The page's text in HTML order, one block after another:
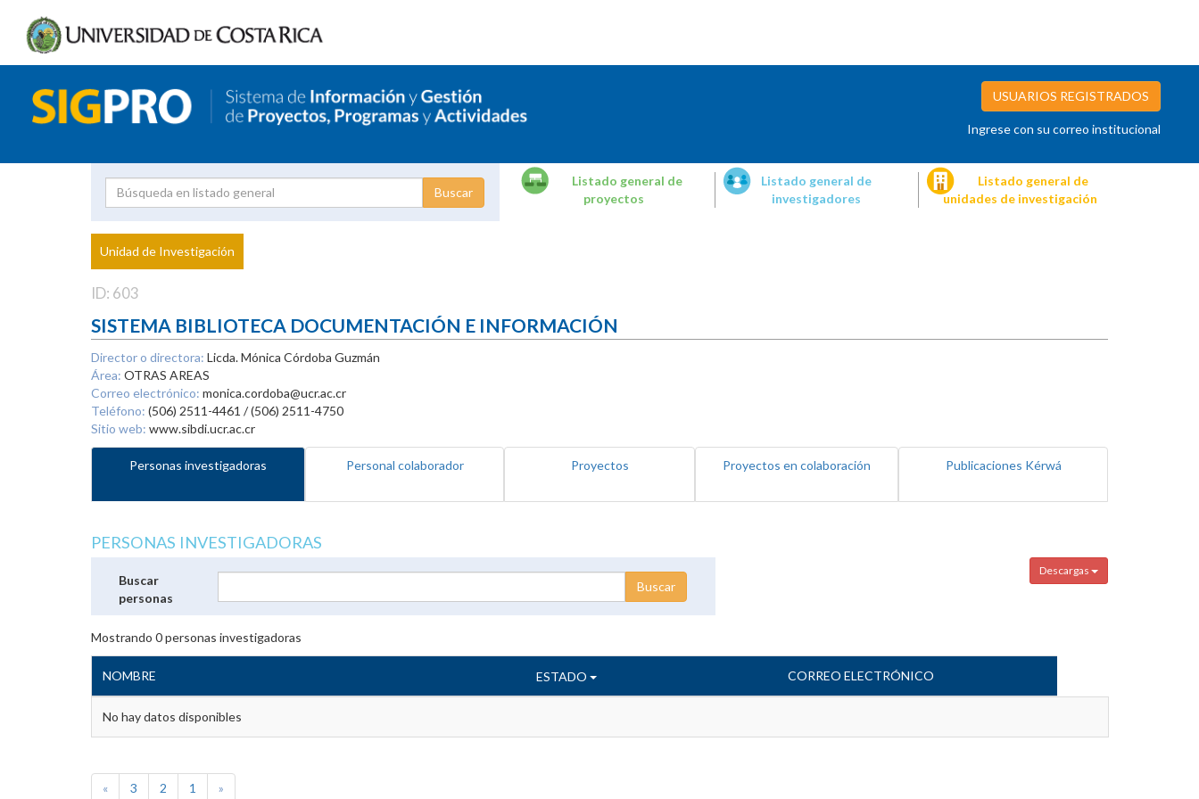
USUARIOS REGISTRADOS
Ingrese con su correo institucional
Proyecto
Investigador
Listado general de
proyectos
Listado general de
investigadores
Listado general de
unidades de investigación
Unidad de Investigación
ID: 603
SISTEMA BIBLIOTECA DOCUMENTACIÓN E INFORMACIÓN
Director o directora: Licda. Mónica Córdoba Guzmán
Área: OTRAS AREAS
Correo electrónico: monica.cordoba@ucr.ac.cr
Teléfono: (506) 2511-4461 / (506) 2511-4750
Sitio web: www.sibdi.ucr.ac.cr
Personas investigadoras Personal colaborador Proyectos Proyectos en colaboración Publicaciones Kérwá
PERSONAS INVESTIGADORAS
Descargas
Buscar
personas
Mostrando 0personas investigadoras
NOMBRE ESTADO CORREO ELECTRÓNICO
No hay datos disponibles
« 3 2 1 »